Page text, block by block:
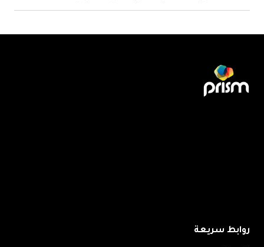
روابط سريعة